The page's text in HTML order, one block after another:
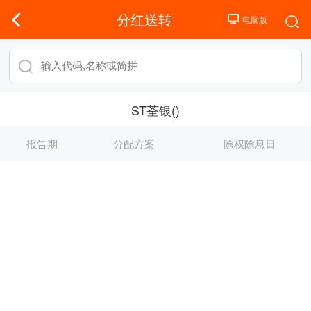
分红送转
ST荃银()
报告期 分配方案 除权除息日